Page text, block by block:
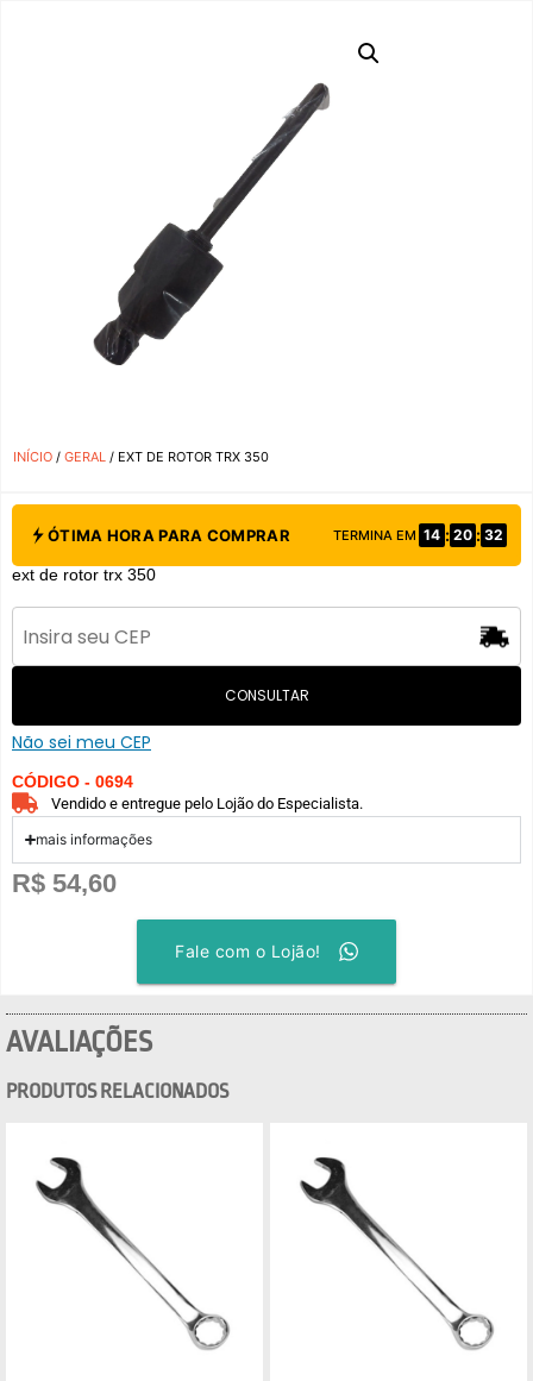
INÍCIO / GERAL / EXT DE ROTOR TRX 350
ÓTIMA HORA PARA COMPRAR TERMINA EM 14 : 20 : 31
ext de rotor trx 350
CONSULTAR
Não sei meu CEP
CÓDIGO - 0694
Vendido e entregue pelo Lojão do Especialista.
mais informações
R$ 54,60
Fale com o Lojão!
AVALIAÇÕES
PRODUTOS RELACIONADOS